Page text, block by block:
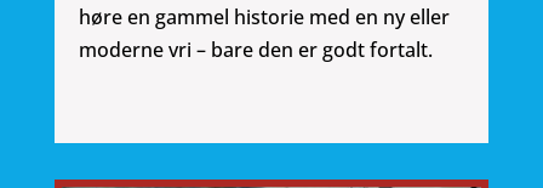
høre en gammel historie med en ny eller
moderne vri – bare den er godt fortalt.